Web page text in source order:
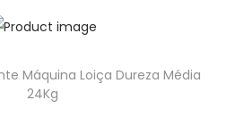
Máquina Loiça Dureza Média
24Kg